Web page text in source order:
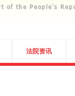
法院资讯